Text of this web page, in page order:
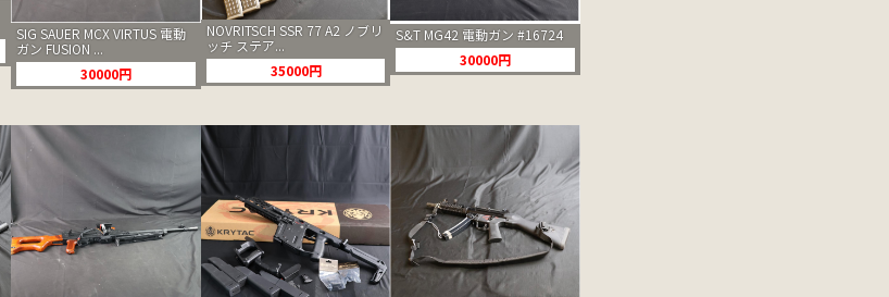
SIG SAUER MCX VIRTUS 電動
ガン FUSION ...
30000円
NOVRITSCH SSR 77 A2 ノブリ
ッチ ステア...
35000円
S&T MG42 電動ガン #16724
30000円